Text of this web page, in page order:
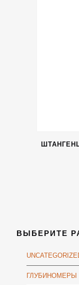
ВЫБЕРИТЕ
ГЛУБИНОМЕРЫ